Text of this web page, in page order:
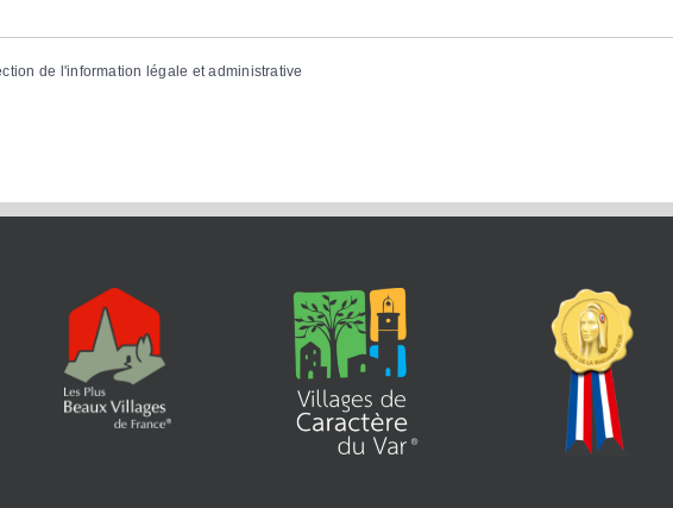
de l'information légale et administrative